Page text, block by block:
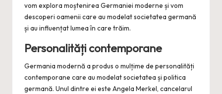
vom explora moștenirea Germaniei moderne și vom
descoperi oamenii care au modelat societatea germană
și au influențat lumea în care trăim.
Personalități contemporane
Germania modernă a produs o mulțime de personalități
contemporane care au modelat societatea și politica
germană. Unul dintre ei este Angela Merkel, cancelarul